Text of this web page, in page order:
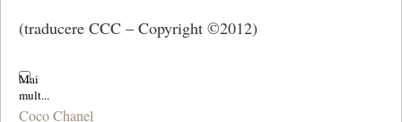
(traducere CCC – Copyright ©2012)
Coco Chanel